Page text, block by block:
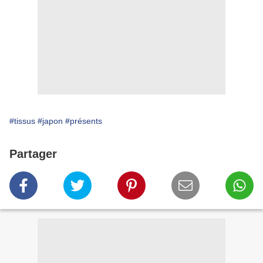
#tissus #japon #présents
Partager